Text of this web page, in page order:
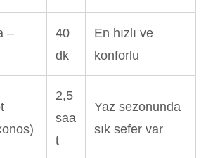
–
40
dk
En hızlı ve
konforlu
2,5
saa
t
Yaz sezonunda
sık sefer var